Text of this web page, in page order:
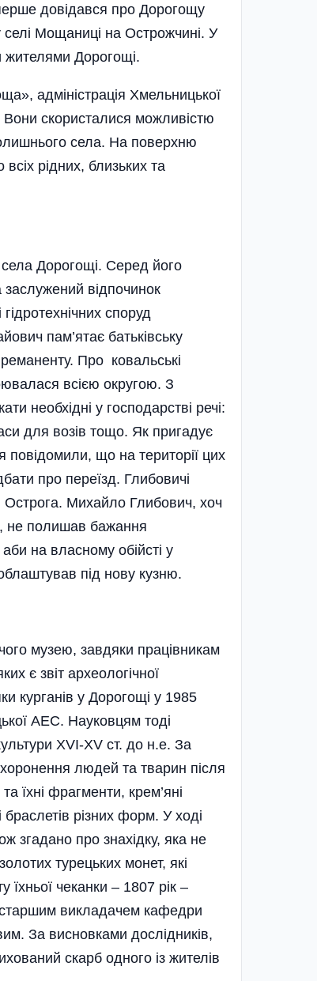
довідався про Дорогощу
селі Мощаниці на Острожчині. У
жителями Дорогощі.
адміністрація Хмельницької
Вони скористалися можливістю
села. На поверхню
рідних, близьких та
Дорогощі. Серед його
відпочинок
споруд
пам’ятає батьківську
Про ковальські
всією округою. З
необхідні у господарстві речі:
для возів тощо. Як пригадує
що на території цих
про переїзд. Глибовичі
Острога. Михайло Глибович, хоч
не полишав бажання
на власному обійсті у
під нову кузню.
музею, завдяки працівникам
є звіт археологічної
курганів у Дорогощі у 1985
АЕС. Науковцям тоді
ХVІ-ХV ст. до н.е. За
людей та тварин після
їхні фрагменти, крем’яні
різних форм. У ході
згадано про знахідку, яка не
турецьких монет, які
чеканки – 1807 рік –
старшим викладачем кафедри
За висновками дослідників,
скарб одного із жителів